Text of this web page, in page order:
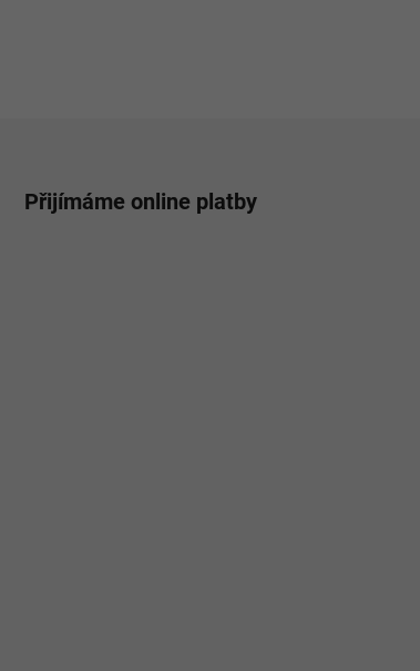
Přijímáme online platby